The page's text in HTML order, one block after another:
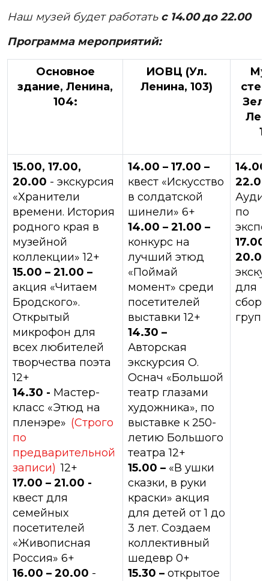
Наш музей будет работать с 14.00 до 22.00
Программа мероприятий:
Основное
здание, Ленина,
104:
ИОВЦ (Ул.
Ленина, 103)
15.00, 17.00,
20.00 - экскурсия
«Хранители
времени. История
родного края в
музейной
коллекции» 12+
15.00 – 21.00 –
акция «Читаем
Бродского».
Открытый
микрофон для
всех любителей
творчества поэта
12+
14.30 - Мастер-
класс «Этюд на
пленэре» (Строго
по
предварительной
записи) 12+
17.00 – 21.00 -
квест для
семейных
посетителей
«Живописная
Россия» 6+
16.00 – 20.00 -
14.00 – 17.00 –
квест «Искусство
в солдатской
шинели» 6+
14.00 – 21.00 –
конкурс на
лучший этюд
«Поймай
момент» среди
посетителей
выставки 12+
14.30 –
Авторская
экскурсия О.
Оснач «Большой
театр глазами
художника», по
выставке к 250-
летию Большого
театра 12+
15.00 – «В ушки
сказки, в руки
краски» акция
для детей от 1 до
3 лет. Создаем
коллективный
шедевр 0+
15.30 – открытое
14.00
по
17.00,
для